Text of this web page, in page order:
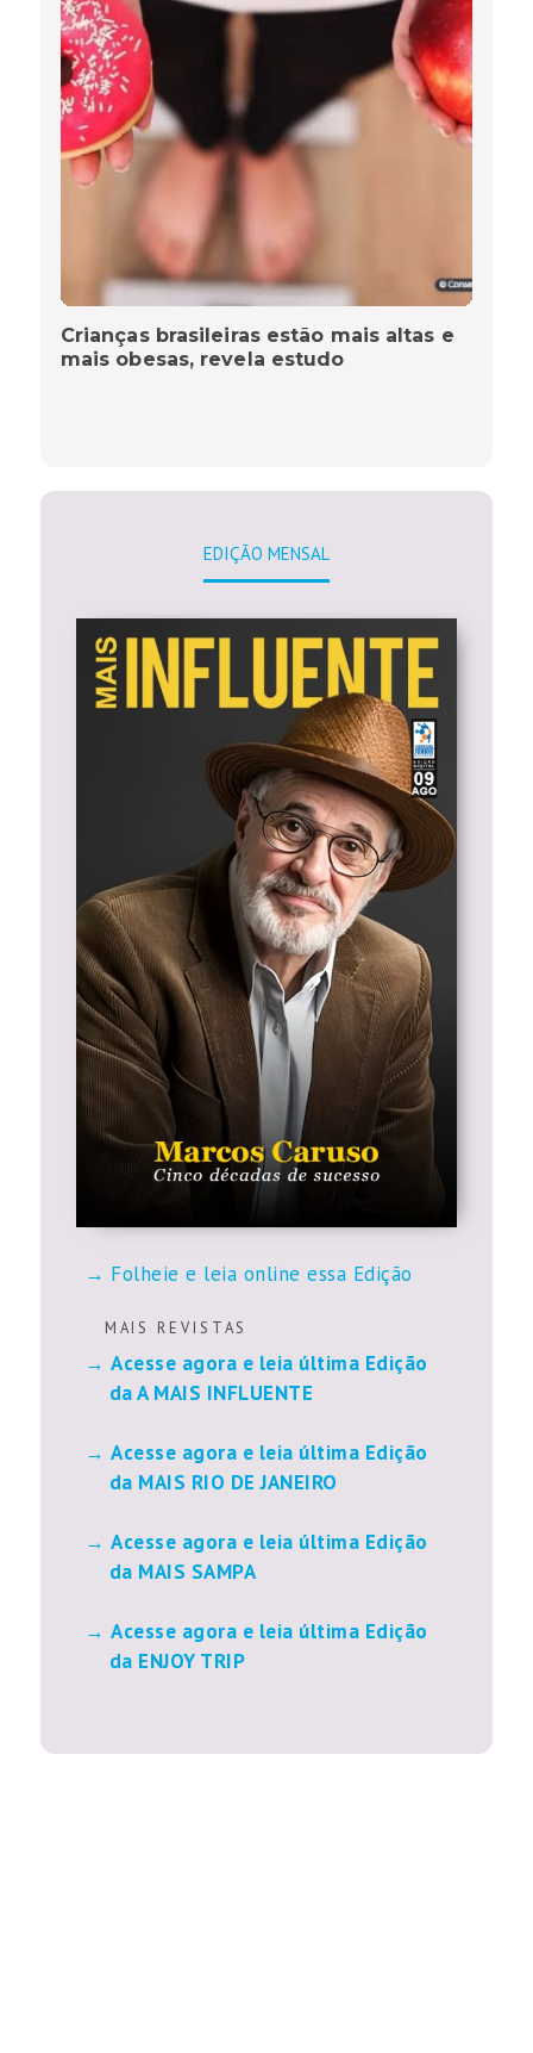
Crianças brasileiras estão mais altas e
mais obesas, revela estudo
EDIÇÃO MENSAL
Folheie e leia online essa Edição
M A I S R E V I S T A S
Acesse agora e leia última Edição
da A MAIS INFLUENTE
Acesse agora e leia última Edição
da MAIS RIO DE JANEIRO
Acesse agora e leia última Edição
da MAIS SAMPA
Acesse agora e leia última Edição
da ENJOY TRIP